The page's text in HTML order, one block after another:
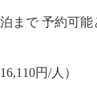
まで 予約可能
円/人）